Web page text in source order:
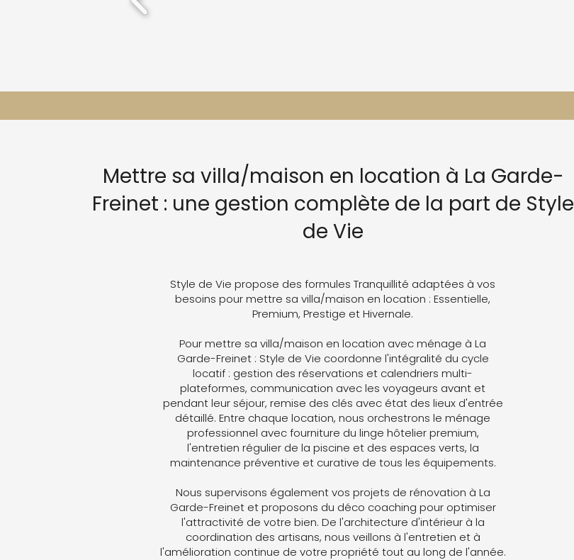
Mettre sa villa/maison en location à La Garde-
Freinet : une gestion complète de la part de Style
de Vie
Style de Vie propose des formules Tranquillité adaptées à vos
besoins pour mettre sa villa/maison en location : Essentielle,
Premium, Prestige et Hivernale.
Pour mettre sa villa/maison en location avec ménage à La
Garde-Freinet : Style de Vie coordonne l'intégralité du cycle
locatif : gestion des réservations et calendriers multi-
plateformes, communication avec les voyageurs avant et
pendant leur séjour, remise des clés avec état des lieux d'entrée
détaillé. Entre chaque location, nous orchestrons le ménage
professionnel avec fourniture du linge hôtelier premium,
l'entretien régulier de la piscine et des espaces verts, la
maintenance préventive et curative de tous les équipements.
Nous supervisons également vos projets de rénovation à La
Garde-Freinet et proposons du déco coaching pour optimiser
l'attractivité de votre bien. De l'architecture d'intérieur à la
coordination des artisans, nous veillons à l'entretien et à
l'amélioration continue de votre propriété tout au long de l'année.